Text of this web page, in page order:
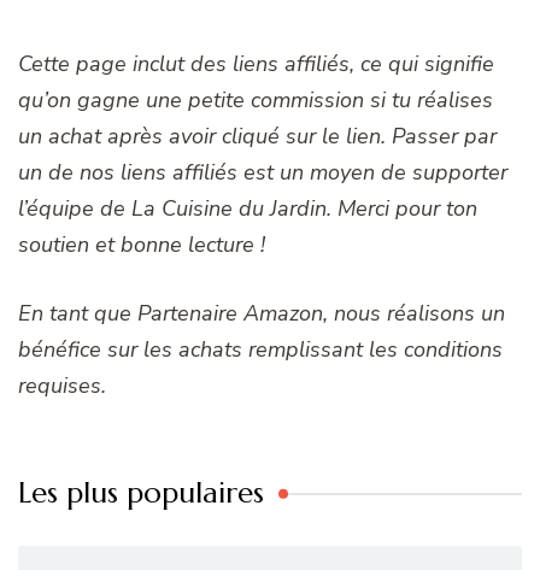
Cette page inclut des liens affiliés, ce qui signifie
qu’on gagne une petite commission si tu réalises
un achat après avoir cliqué sur le lien. Passer par
un de nos liens affiliés est un moyen de supporter
l’équipe de La Cuisine du Jardin. Merci pour ton
soutien et bonne lecture !
En tant que Partenaire Amazon, nous réalisons un
bénéfice sur les achats remplissant les conditions
requises.
Les plus populaires